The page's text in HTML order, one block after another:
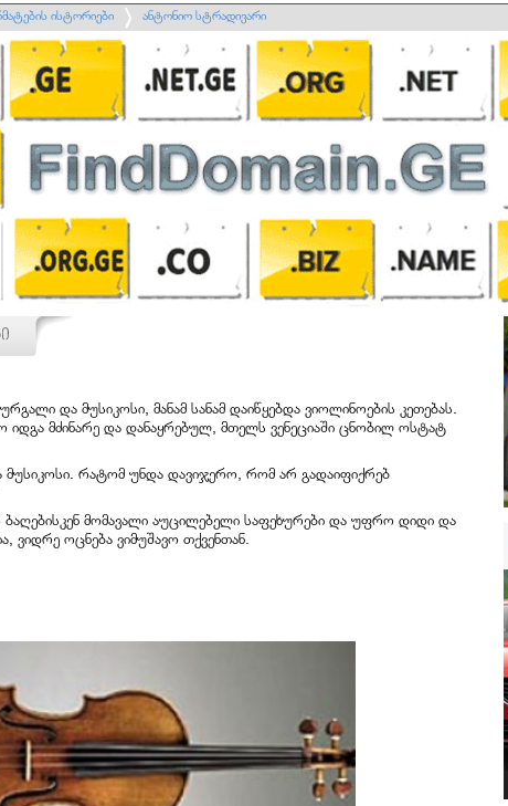
ისტორიები ანტონიო სტრადივარი
და მუსიკოსი, მანამ სანამ დაიწყებდა ვიოლინოების კეთებას.
იდგა მძინარე და დანაყრებულ, მთელს ვენეციაში ცნობილ ოსტატ
მუსიკოსი. რატომ უნდა დავიჯერო, რომ არ გადაიფიქრებ
ბაღებისკენ მომავალი აუცილებელი საფეხურები და უფრო დიდი და
ვიდრე ოცნება ვიმუშავო თქვენთან.